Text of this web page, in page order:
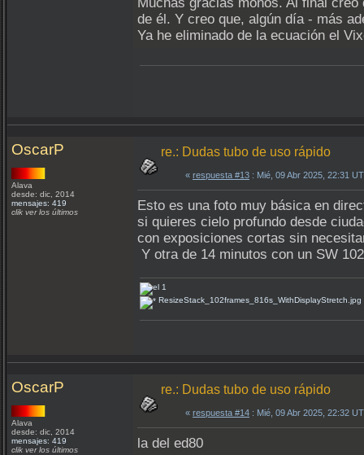
de él. Y creo que, algún día - más
Ya he eliminado de la ecuación el
OscarP
Alava
desde: dic, 2014
mensajes: 419
clik ver los últimos
re.: Dudas tubo de uso rápido
« respuesta #13 : Mié, 09 Abr 2025, 22:31
Esto es una foto muy básica en
si quieres cielo profundo desde
con exposiciones cortas sin
Y otra de 14 minutos con un SW
ResizeStack_102frames_816s_WithDisplayStretch.jpg
OscarP
Alava
desde: dic, 2014
mensajes: 419
clik ver los últimos
re.: Dudas tubo de uso rápido
« respuesta #14 : Mié, 09 Abr 2025, 22:32
la del ed80